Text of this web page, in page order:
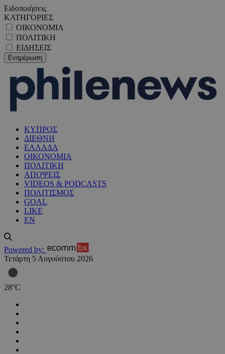
Ειδοποιήσεις
ΚΑΤΗΓΟΡΙΕΣ
ΟΙΚΟΝΟΜΙΑ
ΠΟΛΙΤΙΚΗ
ΕΙΔΗΣΕΙΣ
ΚΥΠΡΟΣ
ΔΙΕΘΝΗ
ΕΛΛΑΔΑ
ΟΙΚΟΝΟΜΙΑ
ΠΟΛΙΤΙΚΗ
ΑΠΟΨΕΙΣ
VIDEOS & PODCASTS
ΠΟΛΙΤΙΣΜΟΣ
GOAL
LIKE
EN
Powered by:
Τετάρτη 5 Αυγούστου 2026
28°C